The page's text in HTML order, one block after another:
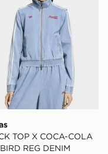
TOP X COCA-COLA
REG DENIM